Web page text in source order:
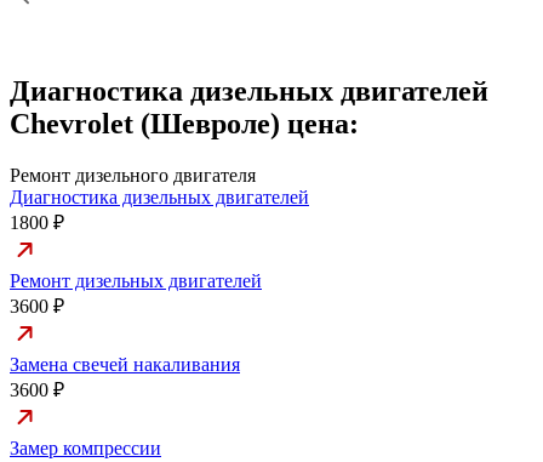
Диагностика дизельных двигателей
Chevrolet (Шевроле) цена:
Ремонт дизельного двигателя
Диагностика дизельных двигателей
1800 ₽
Ремонт дизельных двигателей
3600 ₽
Замена свечей накаливания
3600 ₽
Замер компрессии